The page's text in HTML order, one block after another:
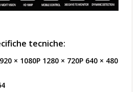
tecniche:
× 1080P 1280 × 720P 640 × 480